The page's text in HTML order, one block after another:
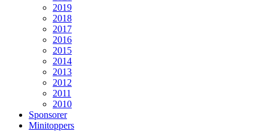
2019
2018
2017
2016
2015
2014
2013
2012
2011
2010
Sponsorer
Minitoppers